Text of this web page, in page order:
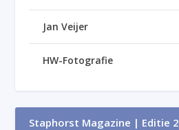
Jan Veijer
HW-Fotografie
Staphorst Magazine | Editie 2